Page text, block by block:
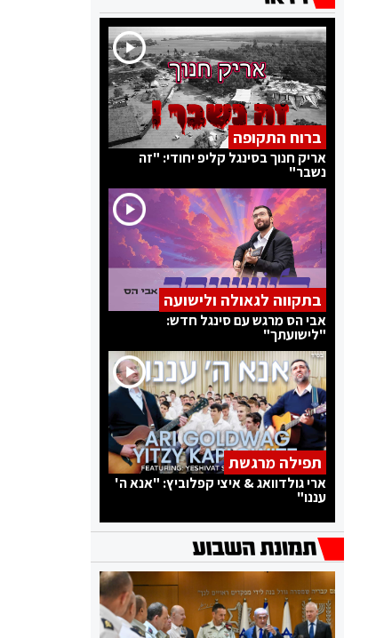
ברוח התקופה
אריק חנוך בסינגל קליפ יחודי: "זה
נשבר"
בתקווה לגאולה ולישועה
אבי הס מרגש עם סינגל חדש:
"לישועתך"
תפילה מרגשת
ארי גולדוואג & איצי קפלוביץ: "אנא ה'
עננו"